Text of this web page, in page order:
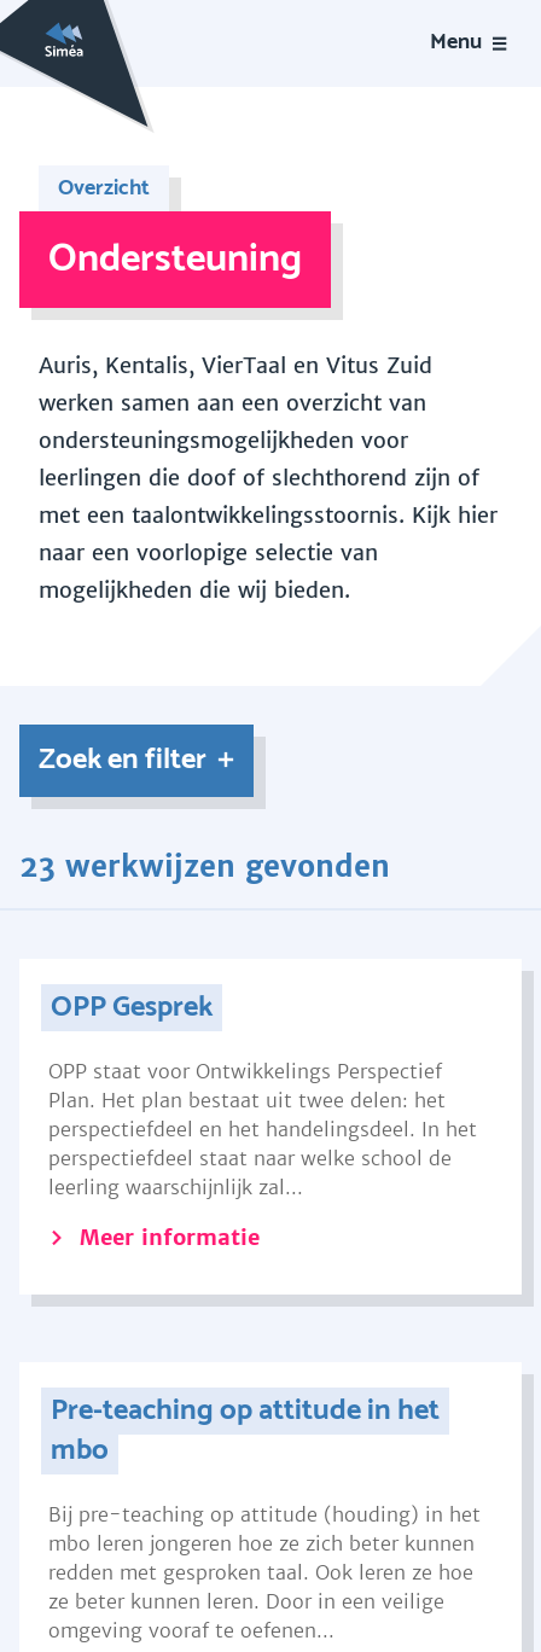
Menu
Overzicht
Ondersteuning
Auris, Kentalis, VierTaal en Vitus Zuid
werken samen aan een overzicht van
ondersteuningsmogelijkheden voor
leerlingen die doof of slechthorend zijn of
met een taalontwikkelingsstoornis. Kijk hier
naar een voorlopige selectie van
mogelijkheden die wij bieden.
Zoek en filter
23 werkwijzen gevonden
OPP Gesprek
OPP staat voor Ontwikkelings Perspectief
Plan. Het plan bestaat uit twee delen: het
perspectiefdeel en het handelingsdeel. In het
perspectiefdeel staat naar welke school de
leerling waarschijnlijk zal...
Meer informatie
Pre-teaching op attitude in het
mbo
Bij pre-teaching op attitude (houding) in het
mbo leren jongeren hoe ze zich beter kunnen
redden met gesproken taal. Ook leren ze hoe
ze beter kunnen leren. Door in een veilige
omgeving vooraf te oefenen...